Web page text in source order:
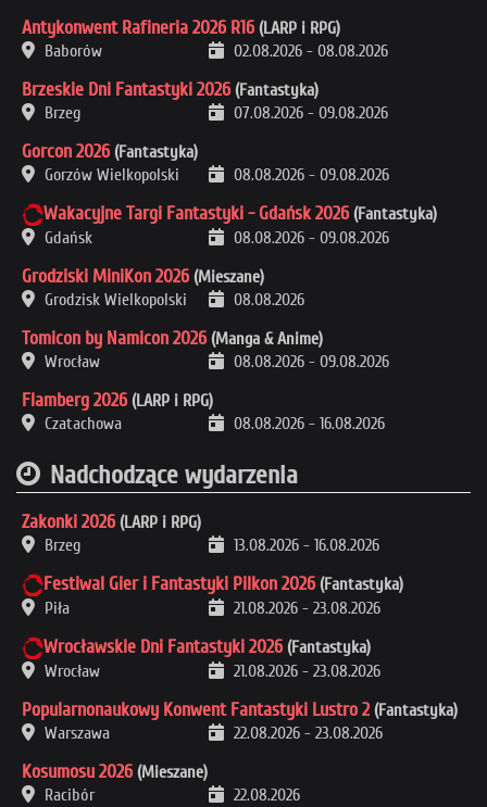
Antykonwent Rafineria 2026 R16 (LARP i RPG)
Baborów
02.08.2026 - 08.08.2026
Brzeskie Dni Fantastyki 2026 (Fantastyka)
Brzeg
07.08.2026 - 09.08.2026
Gorcon 2026 (Fantastyka)
Gorzów Wielkopolski
08.08.2026 - 09.08.2026
Wakacyjne Targi Fantastyki - Gdańsk 2026 (Fantastyka)
Gdańsk
08.08.2026 - 09.08.2026
Grodziski MiniKon 2026 (Mieszane)
Grodzisk Wielkopolski
08.08.2026
Tomicon by Namicon 2026 (Manga & Anime)
Wrocław
08.08.2026 - 09.08.2026
Flamberg 2026 (LARP i RPG)
Czatachowa
08.08.2026 - 16.08.2026
Nadchodzące wydarzenia
Zakonki 2026 (LARP i RPG)
Brzeg
13.08.2026 - 16.08.2026
Festiwal Gier i Fantastyki Pilkon 2026 (Fantastyka)
Piła
21.08.2026 - 23.08.2026
Wrocławskie Dni Fantastyki 2026 (Fantastyka)
Wrocław
21.08.2026 - 23.08.2026
Popularnonaukowy Konwent Fantastyki Lustro 2 (Fantastyka)
Warszawa
22.08.2026 - 23.08.2026
Kosumosu 2026 (Mieszane)
Racibór
22.08.2026